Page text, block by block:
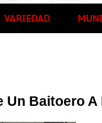
VARIEDAD
Un Baitoero